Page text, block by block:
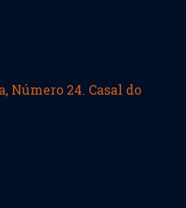
Número 24. Casal do